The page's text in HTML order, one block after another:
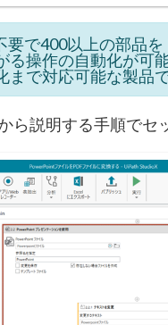
要で400以上の部品
操作の自動化が可
で対応可能な製品で
ら説明する手順でセ